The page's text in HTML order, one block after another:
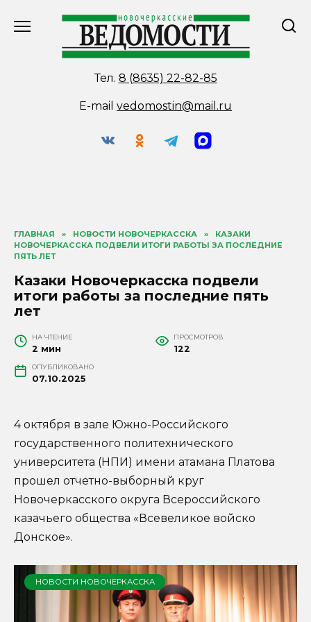
Тел. 8 (8635) 22-82-85
E-mail vedomostin@mail.ru
ГЛАВНАЯ » НОВОСТИ НОВОЧЕРКАССКА »
КАЗАКИ
НОВОЧЕРКАССКА ПОДВЕЛИ ИТОГИ РАБОТЫ ЗА ПОСЛЕДНИЕ
ПЯТЬ ЛЕТ
Казаки Новочеркасска подвели
итоги работы за последние пять
лет
НА ЧТЕНИЕ
2 мин
ПРОСМОТРОВ
122
ОПУБЛИКОВАНО
07.10.2025
4 октября в зале Южно-Российского
государственного политехнического
университета (НПИ) имени атамана Платова
прошел отчетно-выборный круг
Новочеркасского округа Всероссийского
казачьего общества «Всевеликое войско
Донское».
НОВОСТИ НОВОЧЕРКАССКА